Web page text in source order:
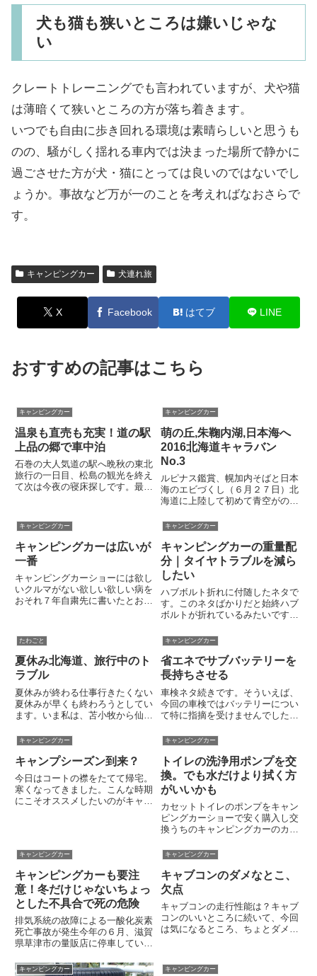
犬も猫も狭いところは嫌いじゃな
い
クレートトレーニングでも言われていますが、犬や猫
は薄暗くて狭いところの方が落ち着きます。
いつでも自由に歩き回れる環境は素晴らしいと思うも
のの、騒がしく揺れる車内では決まった場所で静かに
過ごさせた方が犬・猫にとっては良いのではないでし
ょうか。事故など万が一のことを考えればなおさらで
す。
キャンピングカー 犬連れ旅
X Facebook はてブ LINE
おすすめの記事はこちら
キャンピングカー
温泉も直売も充実！道の駅
上品の郷で車中泊
石巻の大人気道の駅へ晩秋の東北
旅行の一日目、松島の観光を終え
て次は今夜の寝床探しです。最終
に評判の良い道の駅があるのを思
い出しました。それは宮城県石巻
市にある「道の駅上品の郷」本
格...
キャンピングカー
萌の丘,朱鞠内湖,日本海へ
2016北海道キャラバン
No.3
ルピナス鑑賞、幌加内そばと日本
海のエビづくし（６月２７日）北
海道に上陸して初めて青空がのぞ
ルピナスを見るため沼田町の萌の
尻島ゆきフェリーに乗船するた
め、ひたすら北上した。朱鞠内湖
を...
キャンピングカー
キャンピングカーは広いが
一番
キャンピングカーショーには欲し
いクルマがない欲しい欲しい病を
おそれ７年自粛先に書いたとお
た。7年間もご無沙汰していたの
は、派手なショーは精神衛生上好
ましくないと思っていたからで
す。...
キャンピングカー
キャンピングカーの重量配
分｜タイヤトラブルを減ら
したい
ハブボルト折れに付随したネタで
す。このネタばかりだと始終ハブ
ボルトが折れているみたいです
れたのは１回１本のみです。念の
ため。なかには、リアにヒッチキ
ャリアに発電機やバイクを搭載
し、ノーマルタイヤで走っている
カム...
たわごと
夏休み北海道、旅行中のト
ラブル
夏休みが終わる仕事行きたくない
夏休みが早くも終わろうとしてい
ます。いま私は、苫小牧から仙台
上。すでに船は金華山を越え、あ
と1時間もすれば仙台港へ入港し
ます。仙台に着いたら、あとは東
北道を南下して埼玉の家に向かう
だ...
キャンピングカー
省エネでサブバッテリーを
長持ちさせる
車検ネタ続きです。そういえば、
今回の車検ではバッテリーについ
て特に指摘を受けませんでした。
ですが、まだ使えそうです。バッ
テリーは使い方によって随分と寿
命が違ってくるようです。電気の
ことは難しくてよくわかりませ
ん...
キャンピングカー
キャンプシーズン到来？
今日はコートの襟をたてて帰宅。
寒くなってきました。こんな時期
にこそオススメしたいのがキャン
り占めして、大自然のなかでのキ
ャ...
キャンピングカー
トイレの洗浄用ポンプを交
換。でも水だけより拭く方
がいいかも
カセットトイレのポンプをキャン
ピングカーショーで安く購入し交
換うちのキャンピングカーのカセ
機能がついていますが、壊れたま
なった際に分解しテスターを当て
てみて原因はポンプだと特定。
た...
キャンピングカー
キャンピングカーも要注
意！冬だけじゃないちょっ
とした不具合で死の危険
排気系統の故障による一酸化炭素
死亡事故が発生今年の６月、滋賀
県草津市の量販店に停車していた
見されるという事件がありまし
キャンピングカー
キャブコンのダメなとこ、
欠点
キャブコンの走行性能は？キャブ
コンのいいところに続いて、今回
は気になるところ、ちょとダメだ
で書きましたが、キャブコンの欠
キャンピングカー キャンピングカー